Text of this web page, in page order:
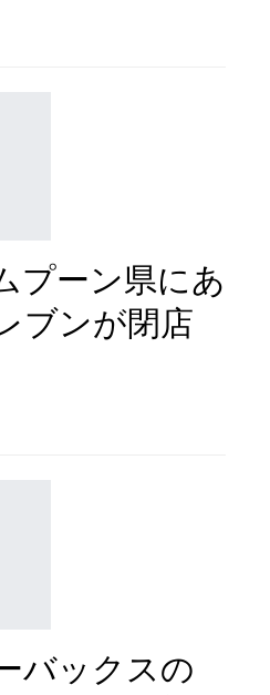
プーン県にあ
ブンが閉店
バックスの